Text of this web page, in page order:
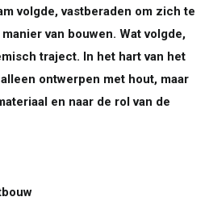
volgde, vastberaden om zich te
van bouwen. Wat volgde,
traject. In het hart van het
ontwerpen met hout, maar
en naar de rol van de